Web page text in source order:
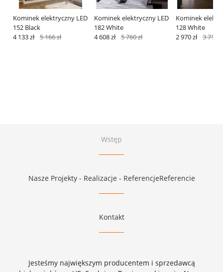
Kominek elektryczny LED
152 Black
4 133 zł 5 166 zł
Kominek elektryczny LED
182 White
4 608 zł 5 760 zł
Kominek
128 White
2 970 zł 3 713
Wstęp
Nasze Projekty - Realizacje - ReferencjeReferencie
Kontakt
Jesteśmy największym producentem i sprzedawcą